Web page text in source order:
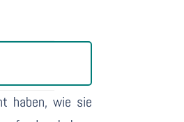
haben, wie sie